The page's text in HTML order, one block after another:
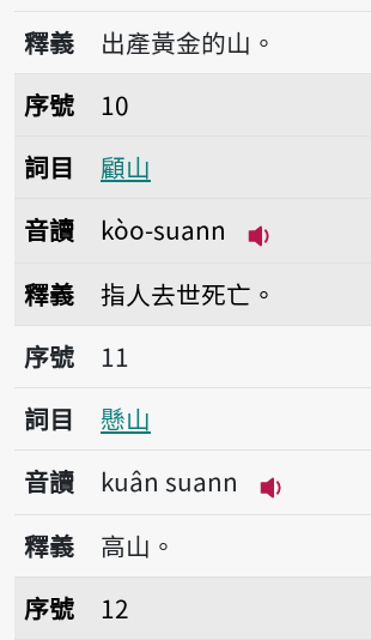
播放音讀
釋義
出產黃金的山。
序號10顧山
序號
10
詞目
顧山
音讀
kòo-suann
釋義
指人去世死亡。
序號11懸山
序號
11
詞目
懸山
音讀
kuân suann
播放音
釋義
高山。
序號12規山坪
序號
12